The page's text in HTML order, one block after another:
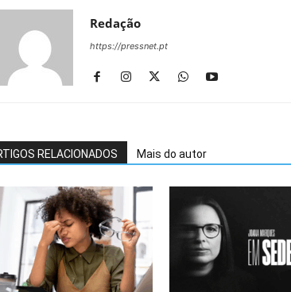
Redação
https://pressnet.pt
RELACIONADOS Mais do autor